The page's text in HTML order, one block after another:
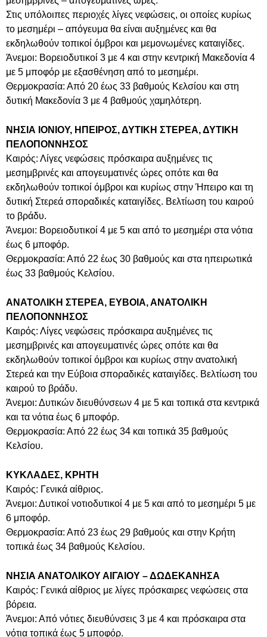
Στις υπόλοιπες περιοχές λίγες νεφώσεις, οι οποίες κυρίως
το μεσημέρι – απόγευμα θα είναι αυξημένες και θα
εκδηλωθούν τοπικοί όμβροι και μεμονωμένες καταιγίδες.
Άνεμοι: Βορειοδυτικοί 3 με 4 και στην κεντρική Μακεδονία 4
με 5 μποφόρ με εξασθένηση από το μεσημέρι.
Θερμοκρασία: Από 20 έως 33 βαθμούς Κελσίου και στη
δυτική Μακεδονία 3 με 4 βαθμούς χαμηλότερη.
ΝΗΣΙΑ ΙΟΝΙΟΥ, ΗΠΕΙΡΟΣ, ΔΥΤΙΚΗ ΣΤΕΡΕΑ, ΔΥΤΙΚΗ
ΠΕΛΟΠΟΝΝΗΣΟΣ
Καιρός: Λίγες νεφώσεις πρόσκαιρα αυξημένες τις
μεσημβρινές και απογευματινές ώρες οπότε και θα
εκδηλωθούν τοπικοί όμβροι και κυρίως στην Ήπειρο και τη
δυτική Στερεά σποραδικές καταιγίδες. Βελτίωση του καιρού
το βράδυ.
Άνεμοι: Βορειοδυτικοί 4 με 5 και από το μεσημέρι στα νότια
έως 6 μποφόρ.
Θερμοκρασία: Από 22 έως 30 βαθμούς και στα ηπειρωτικά
έως 33 βαθμούς Κελσίου.
ΑΝΑΤΟΛΙΚΗ ΣΤΕΡΕΑ, ΕΥΒΟΙΑ, ΑΝΑΤΟΛΙΚΗ
ΠΕΛΟΠΟΝΝΗΣΟΣ
Καιρός: Λίγες νεφώσεις πρόσκαιρα αυξημένες τις
μεσημβρινές και απογευματινές ώρες οπότε και θα
εκδηλωθούν τοπικοί όμβροι και κυρίως στην ανατολική
Στερεά και την Εύβοια σποραδικές καταιγίδες. Βελτίωση του
καιρού το βράδυ.
Άνεμοι: Δυτικών διευθύνσεων 4 με 5 και τοπικά στα κεντρικά
και τα νότια έως 6 μποφόρ.
Θερμοκρασία: Από 22 έως 34 και τοπικά 35 βαθμούς
Κελσίου.
ΚΥΚΛΑΔΕΣ, ΚΡΗΤΗ
Καιρός: Γενικά αίθριος.
Άνεμοι: Δυτικοί νοτιοδυτικοί 4 με 5 και από το μεσημέρι 5 με
6 μποφόρ.
Θερμοκρασία: Από 23 έως 29 βαθμούς και στην Κρήτη
τοπικά έως 34 βαθμούς Κελσίου.
ΝΗΣΙΑ ΑΝΑΤΟΛΙΚΟΥ ΑΙΓΑΙΟΥ – ΔΩΔΕΚΑΝΗΣΑ
Καιρός: Γενικά αίθριος με λίγες πρόσκαιρες νεφώσεις στα
βόρεια.
Άνεμοι: Από νότιες διευθύνσεις 3 με 4 και πρόσκαιρα στα
νότια τοπικά έως 5 μποφόρ.